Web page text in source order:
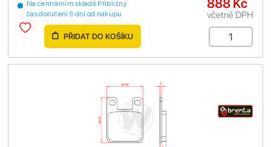
Na centrálním skladě Přibližný
čas doručení 9 dní od nákupu
888 Kč
včetně DPH
PŘIDAT DO KOŠÍKU